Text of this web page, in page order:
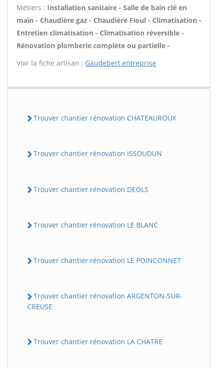
Métiers : Installation sanitaire - Salle de bain clé en
main - Chaudière gaz - Chaudière Fioul - Climatisation -
Entretien climatisation - Climatisation réversible -
Rénovation plomberie complète ou partielle -
Voir la fiche artisan : Gaudebert entreprise
Trouver chantier rénovation CHATEAUROUX
Trouver chantier rénovation ISSOUDUN
Trouver chantier rénovation DEOLS
Trouver chantier rénovation LE BLANC
Trouver chantier rénovation LE POINCONNET
Trouver chantier rénovation ARGENTON-SUR-
CREUSE
Trouver chantier rénovation LA CHATRE